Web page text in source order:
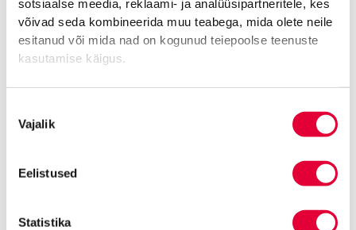
sotsiaalse meedia, reklaami- ja analüüsipartneritele, kes
võivad seda kombineerida muu teabega, mida olete neile
esitanud või mida nad on kogunud teiepoolse teenuste
kasutamise käigus.
valik
Vajalik
Eelistused
Statistika
Seotud lood